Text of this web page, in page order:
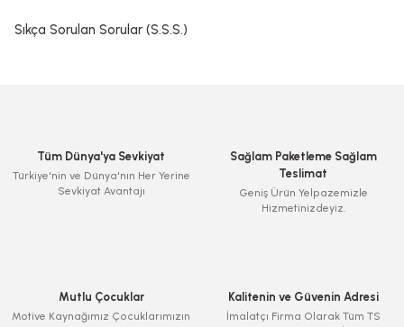
Sıkça Sorulan Sorular (S.S.S.)
Tüm Dünya'ya Sevkiyat
Türkiye'nin ve Dünya'nın Her Yerine
Sevkiyat Avantajı
Sağlam Paketleme Sağlam
Teslimat
Geniş Ürün Yelpazemizle
Hizmetinizdeyiz.
Mutlu Çocuklar
Motive Kaynağımız Çocuklarımızın
Kalitenin ve Güvenin Adresi
İmalatçı Firma Olarak Tüm TS